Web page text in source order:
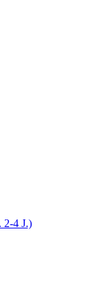
2-4 J.)